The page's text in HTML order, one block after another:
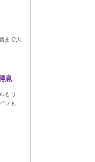
まで大
意
もリ
ンも